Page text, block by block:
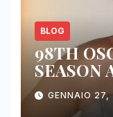
BLOG
98TH
SEASON
FOR
GENNAIO